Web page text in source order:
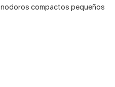
Inodoros compactos pequeños